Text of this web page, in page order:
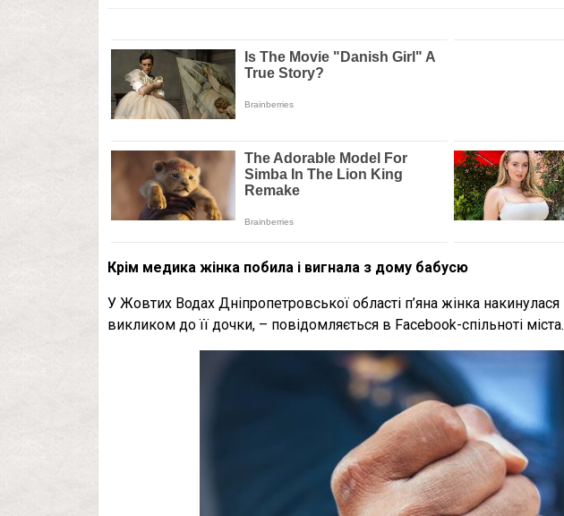
Крім медика жінка побила і вигнала з дому бабусю
У Жовтих Водах Дніпропетровської області п’яна жінка
викликом до її дочки, – повідомляється в Facebook-спільноті міста.